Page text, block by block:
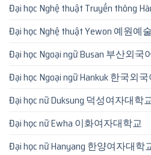
Đại học Nghệ thuật Truyền thông
Đại học Nghệ thuật Yewon 예원예
Đại học Ngoại ngữ Busan 부산외국
Đại học Ngoại ngữ Hankuk 한국외
Đại học nữ Duksung 덕성여자대학
Đại học nữ Ewha 이화여자대학교
Đại học nữ Hanyang 한양여자대학